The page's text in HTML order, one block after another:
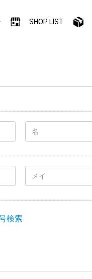
SHOP LIST
検索